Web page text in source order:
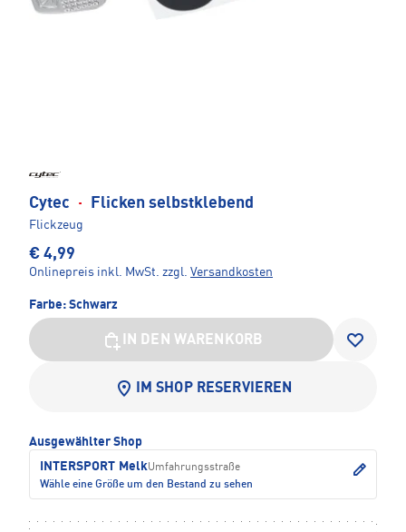
Cytec · Flicken selbstklebend
Flickzeug
€ 4,99
Onlinepreis inkl. MwSt. zzgl. Versandkosten
Farbe: Schwarz
IN DEN WARENKORB
IM SHOP RESERVIEREN
Ausgewählter Shop
INTERSPORT MelkUmfahrungsstraße
Wähle eine Größe um den Bestand zu sehen